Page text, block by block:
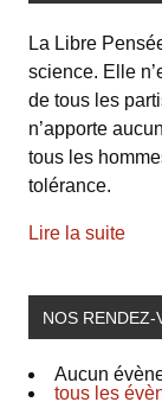
La Libre
science. Elle
de tous les
n’apporte
tous les
tolérance.
Lire la suite
NOS RENDEZ-
Aucun
tous les